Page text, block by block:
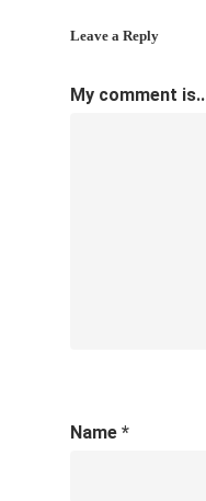
Leave a Reply
My comment is..
Name *